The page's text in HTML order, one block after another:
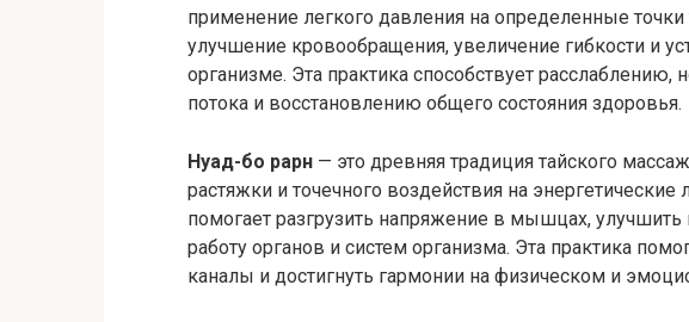
применение легкого давления на определенные
улучшение кровообращения, увеличение гибкости и
организме. Эта практика способствует расслаблению,
потока и восстановлению общего состояния здоровья.
Нуад-бо рарн — это древняя традиция тайского
растяжки и точечного воздействия на энергетические
помогает разгрузить напряжение в мышцах,
работу органов и систем организма. Эта практика
каналы и достигнуть гармонии на физическом и